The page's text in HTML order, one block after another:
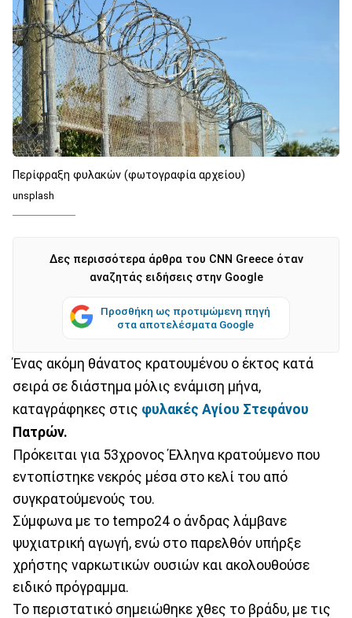
Περίφραξη φυλακών (φωτογραφία αρχείου)
unsplash
Δες περισσότερα άρθρα του CNN Greece όταν
αναζητάς ειδήσεις στην Google
Προσθήκη ως προτιμώμενη πηγή
στα αποτελέσματα Google
Ένας ακόμη θάνατος κρατουμένου ο έκτος κατά
σειρά σε διάστημα μόλις ενάμιση μήνα,
καταγράφηκες στις φυλακές Αγίου Στεφάνου
Πατρών.
Πρόκειται για 53χρονος Έλληνα κρατούμενο που
εντοπίστηκε νεκρός μέσα στο κελί του από
συγκρατούμενούς του.
Σύμφωνα με το tempo24 ο άνδρας λάμβανε
ψυχιατρική αγωγή, ενώ στο παρελθόν υπήρξε
χρήστης ναρκωτικών ουσιών και ακολουθούσε
ειδικό πρόγραμμα.
Το περιστατικό σημειώθηκε χθες το βράδυ, με τις